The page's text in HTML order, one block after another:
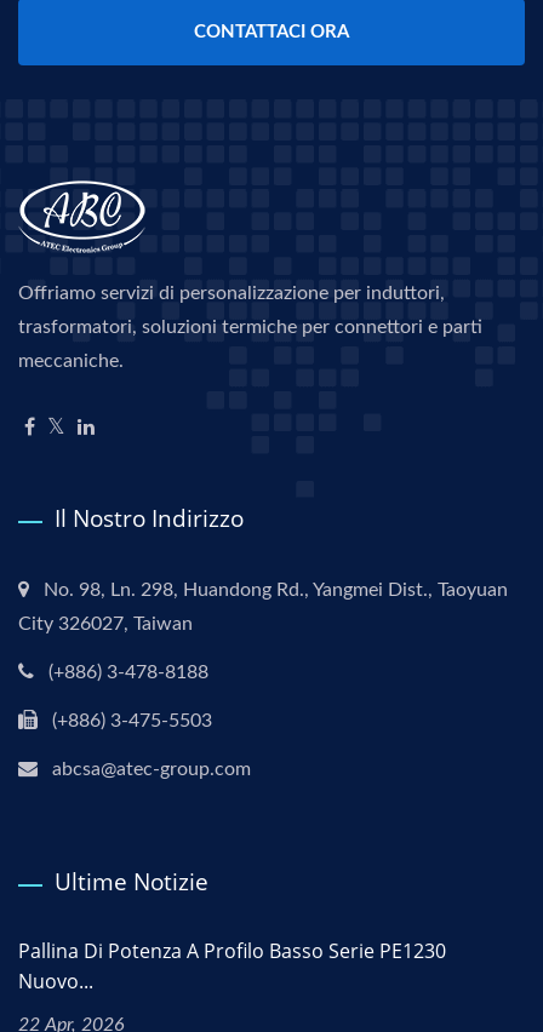
CONTATTACI ORA
Offriamo servizi di personalizzazione per induttori,
trasformatori, soluzioni termiche per connettori e parti
meccaniche.
Il Nostro Indirizzo
No. 98, Ln. 298, Huandong Rd., Yangmei Dist., Taoyuan
City 326027, Taiwan
(+886) 3-478-8188
(+886) 3-475-5503
abcsa@atec-group.com
Ultime Notizie
Pallina Di Potenza A Profilo Basso Serie PE1230
Nuovo...
22 Apr, 2026